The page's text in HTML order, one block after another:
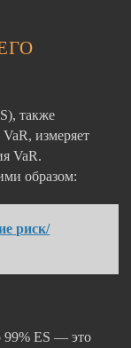
также
измеряет
VaR.
образом:
риск/
99% ES — это